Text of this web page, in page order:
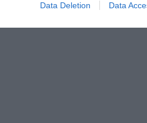
Data Deletion Data